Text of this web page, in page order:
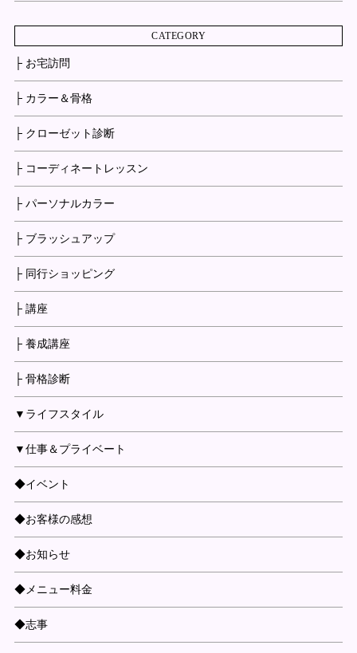
CATEGORY
├ お宅訪問
├ カラー＆骨格
├ クローゼット診断
├ コーディネートレッスン
├ パーソナルカラー
├ ブラッシュアップ
├ 同行ショッピング
├ 講座
├ 養成講座
├ 骨格診断
▼ライフスタイル
▼仕事＆プライベート
◆イベント
◆お客様の感想
◆お知らせ
◆メニュー料金
◆志事